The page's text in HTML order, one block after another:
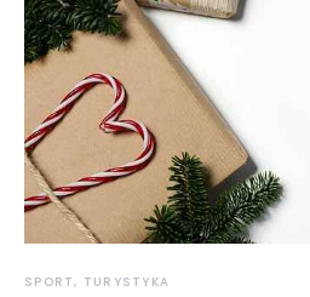
SPORT, TURYSTYKA